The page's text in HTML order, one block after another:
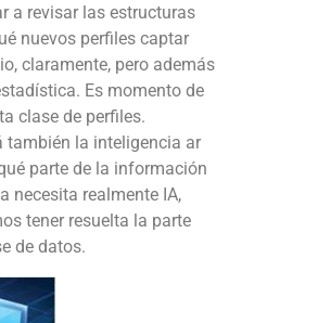
a revisar las estructuras
nuevos perfiles captar
claramente, pero además
Es momento de
clase de perfiles.
también la inteligencia ar
parte de la información
necesita realmente IA,
tener resuelta la parte
de datos.